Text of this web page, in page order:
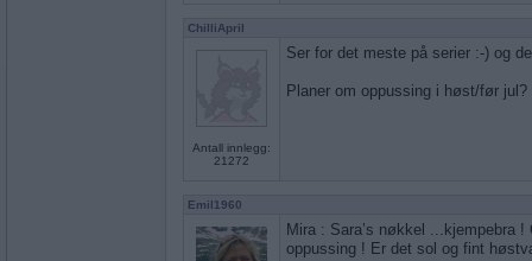
ChilliApril
Antall innlegg:
21272
Ser for det meste på serier :-) og
Planer om oppussing i høst/før jul?
Emil1960
Mira : Sara’s nøkkel ...kjempebra
oppussing ! Er det sol og fint